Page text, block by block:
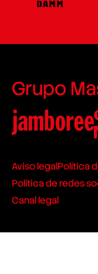
Grupo
Aviso legalPolítica
Política de redes
Canal legal